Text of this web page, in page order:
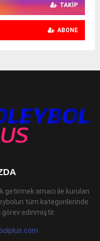
TAKIP
ABONE
getirmek amacı ile kurulan
tüm kategorilerinde
görev edinmiştir.